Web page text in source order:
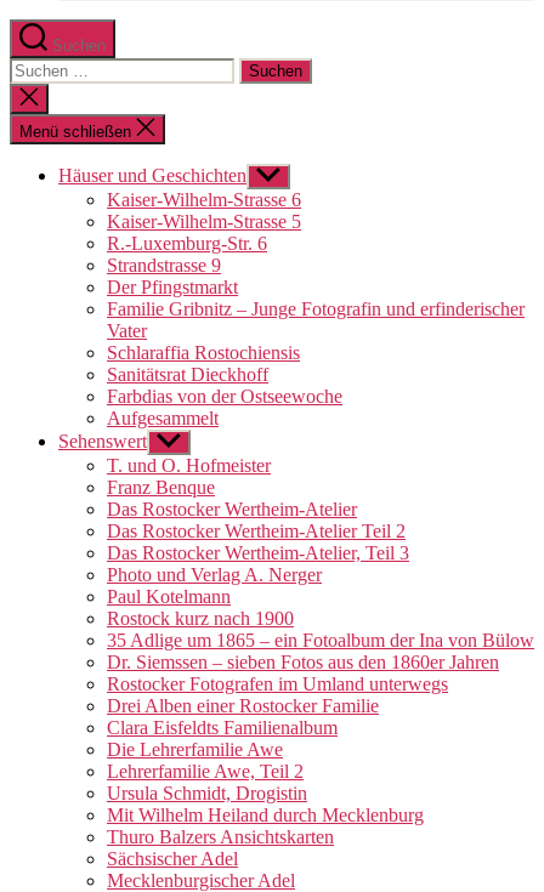
Suchen
Suchen
nach:
Suche
schließen
Menü schließen
Häuser und Geschichten Untermenü
anzeigen
Kaiser-Wilhelm-Strasse 6
Kaiser-Wilhelm-Strasse 5
R.-Luxemburg-Str. 6
Strandstrasse 9
Der Pfingstmarkt
Familie Gribnitz – Junge Fotografin und erfinderischer
Vater
Schlaraffia Rostochiensis
Sanitätsrat Dieckhoff
Farbdias von der Ostseewoche
Aufgesammelt
Sehenswert Untermenü
anzeigen
T. und O. Hofmeister
Franz Benque
Das Rostocker Wertheim-Atelier
Das Rostocker Wertheim-Atelier Teil 2
Das Rostocker Wertheim-Atelier, Teil 3
Photo und Verlag A. Nerger
Paul Kotelmann
Rostock kurz nach 1900
35 Adlige um 1865 – ein Fotoalbum der Ina von Bülow
Dr. Siemssen – sieben Fotos aus den 1860er Jahren
Rostocker Fotografen im Umland unterwegs
Drei Alben einer Rostocker Familie
Clara Eisfeldts Familienalbum
Die Lehrerfamilie Awe
Lehrerfamilie Awe, Teil 2
Ursula Schmidt, Drogistin
Mit Wilhelm Heiland durch Mecklenburg
Thuro Balzers Ansichtskarten
Sächsischer Adel
Mecklenburgischer Adel